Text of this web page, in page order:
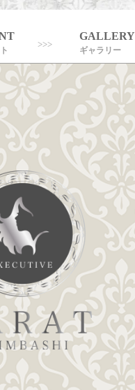
GALLERY
ギャラリー